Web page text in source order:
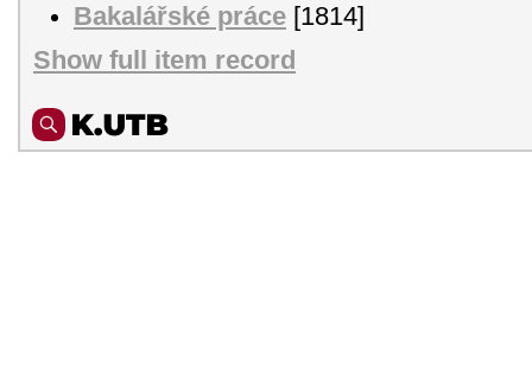
Bakalářské práce [1814]
Show full item record